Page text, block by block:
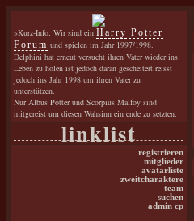
»Kurz-Info: Wir sind ein Harry Potter
Forum und spielen im Jahr 1997/1998.
Delphini hat erneut versucht ihren Vater wieder ins
Leben zu holen ist jedoch daran gescheitert reisst
jedoch ins Jahr 1998 um ihren Vater zu
unterstützen.
Nur Albus Potter und Scorpius Malfoy sind
mitgereist um diesen Wahsinn ein ende zu setzten.
linklist
registrieren
mitglieder
avatarliste
zweitcharaktere
team
suchen
admin cp